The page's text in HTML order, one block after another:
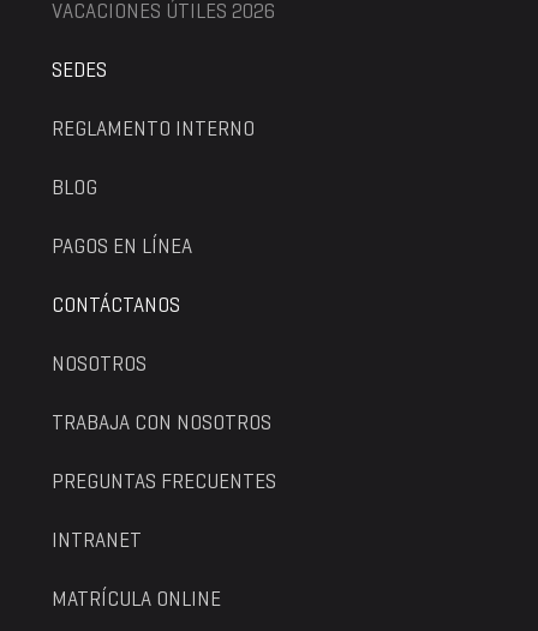
VACACIONES ÚTILES 2026
SEDES
REGLAMENTO INTERNO
BLOG
PAGOS EN LÍNEA
CONTÁCTANOS
NOSOTROS
TRABAJA CON NOSOTROS
PREGUNTAS FRECUENTES
INTRANET
MATRÍCULA ONLINE